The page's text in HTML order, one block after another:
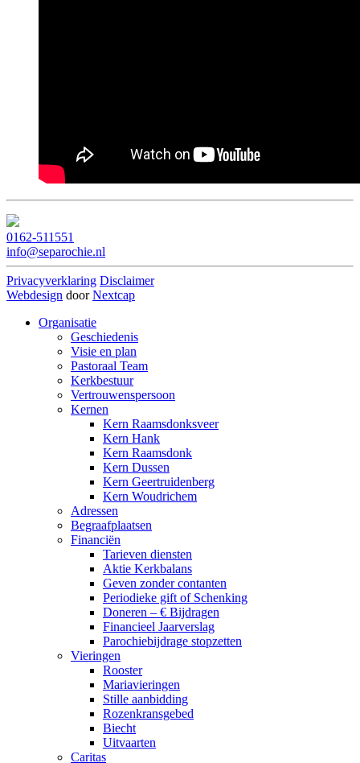
0162-511551
info@separochie.nl
Privacyverklaring Disclaimer
Webdesign doorNextcap
Organisatie
Geschiedenis
Visie en plan
Pastoraal Team
Kerkbestuur
Vertrouwenspersoon
Kernen
Kern Raamsdonksveer
Kern Hank
Kern Raamsdonk
Kern Dussen
Kern Geertruidenberg
Kern Woudrichem
Adressen
Begraafplaatsen
Financiën
Tarieven diensten
Aktie Kerkbalans
Geven zonder contanten
Periodieke gift of Schenking
Doneren – € Bijdragen
Financieel Jaarverslag
Parochiebijdrage stopzetten
Vieringen
Rooster
Mariavieringen
Stille aanbidding
Rozenkransgebed
Biecht
Uitvaarten
Caritas